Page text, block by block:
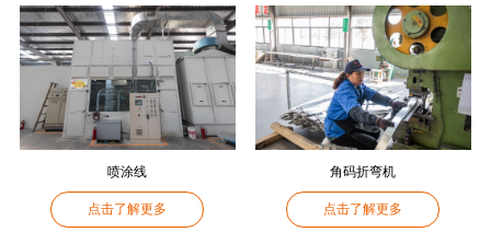
喷涂线
点击了解更多
角码折弯机
点击了解更多